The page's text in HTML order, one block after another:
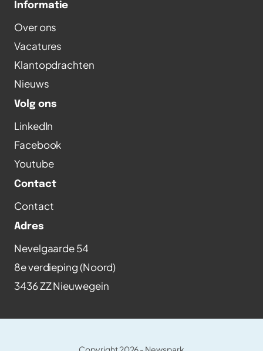
Informatie
Over ons
Vacatures
Klantopdrachten
Nieuws
Volg ons
LinkedIn
Facebook
Youtube
Contact
Contact
Adres
Nevelgaarde 54
8e verdieping (Noord)
3436 ZZ Nieuwegein